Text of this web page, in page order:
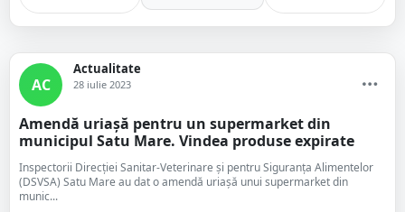
AC
Actualitate
28 iulie 2023
Amendă uriașă pentru un supermarket din
municipul Satu Mare. Vindea produse expirate
Inspectorii Direcției Sanitar-Veterinare și pentru Siguranța Alimentelor
(DSVSA) Satu Mare au dat o amendă uriașă unui supermarket din
munic...